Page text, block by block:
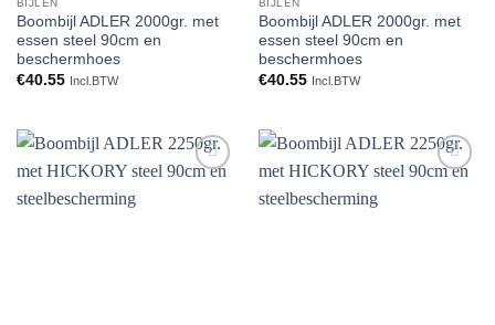
Boombijl ADLER 2000gr. met
essen steel 90cm en
beschermhoes
€40.55 Incl.BTW
Boombijl ADLER 2000gr. met
essen steel 90cm en
beschermhoes
€40.55 Incl.BTW